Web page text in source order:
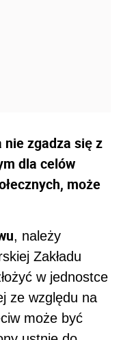
zgadza się z
dla celów
może
, należy
Zakładu
w jednostce
ze względu na
może być